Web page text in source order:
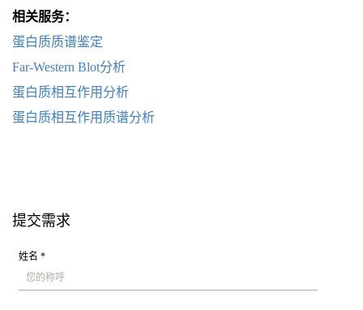
相关服务：
蛋白质质谱鉴定
Far-Western Blot分析
蛋白质相互作用分析
蛋白质相互作用质谱分析
提交需求
姓名 *